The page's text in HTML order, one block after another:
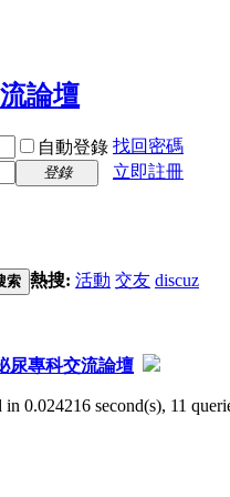
自動登錄 找回密碼
登錄
立即註冊
索 熱搜: 活動 交友 discuz
尿專科交流論壇
in 0.024216 second(s), 11